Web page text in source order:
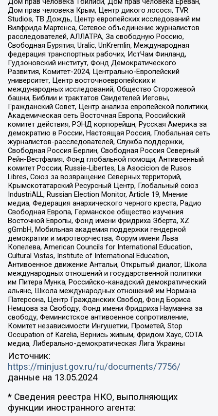
Дом прав человека Крым, Центр дикого лосося, TVR
Studios, ТВ Дождь, Центр европейских исследований им
Вилфрида Мартенса, Сетевое объединение журналистов
расследователей, АЛЛАТРА, За свободную Россию,
Свободная Бурятия, Uralic, UnKremlin, Международная
федерация транспортных рабочих, ИстЧам Финланд,
Гудзоновский институт, Фонд Демократического
Развития, Комитет-2024, Центрально-Европейский
университет, Центр восточноевропейских и
международных исследований, Общество Сторожевой
башни, Библии и трактатов Свидетелей Иеговы,
Гражданский Совет, Центр анализа европейской политики,
Академическая сеть Восточная Европа, Российский
комитет действия, РЭНД корпорейшн, Русская Америка за
демократию в России, Настоящая Россия, Глобальная сеть
журналистов-расследователей, Служба поддержки,
Свободная Россия Берлин, Свободная Россия Северный
Рейн-Вестфалия, Фонд глобальной помощи, Антивоенный
комитет России, Russie-Libertes, La Asocicion de Rusos
Libres, Союз за возвращение Северных территорий,
Крымскотатарский Ресурсный Центр, Глобальный союз
IndustriALL, Russian Election Monitor, Article 19, Мнение
медиа, Федерация анархического черного креста, Радио
Свободная Европа, Германское общество изучения
Восточной Европы, Фонд имени Фридриха Эберта, XZ
gGmbH, Мобильная академия поддержки гендерной
демократии и миротворчества, Форум имени Льва
Копелева, American Councils for International Education,
Cultural Vistas, Institute of International Education,
Антивоенное движение Антальи, Открытый диалог, Школа
международных отношений и государственной политики
им Питера Мунка, Российско-канадский демократический
альянс, Школа международных отношений им Нормана
Патерсона, Центр Гражданских Свобод, Фонд Бориса
Немцова за Свободу, Фонд имени Фридриха Науманна за
свободу, Феминистское антивоенное сопротивление,
Комитет независимости Ингушетии, Прометей, Stop
Occupation of Karelia, Вернись живым, Фридом Хаус, СОТА
медиа, Либерально-демократическая Лига Украины
Источник:
https://minjust.gov.ru/ru/documents/7756/
данные на 13.05.2024
* Сведения реестра НКО, выполняющих
функции иностранного агента: